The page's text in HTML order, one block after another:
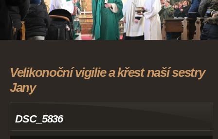
Velikonoční vigilie a křest naší sestry
Jany
DSC_5836